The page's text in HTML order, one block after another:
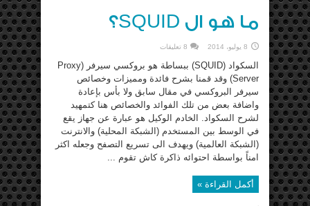
ما هو ال SQUID؟
8 يوليو، 2014 8 تعليقات
السكواد (SQUID) ببساطة هو بروكسي سيرفر (Proxy
Server) وقد قمنا بشرح فائدة ومميزات وخصائص
سيرفر البروكسي في مقال سابق ولا بأس بإعادة
واضافة بعض من تلك الفوائد والخصائص هنا كتمهيد
لشرح السكواد. الخادم الوكيل هو عبارة عن جهاز يقع
في الوسط بين المستخدم (الشبكة المحلية) والانترنت
(الشبكة العالمية) ويهدف الى تسريع التصفح وجعله اكثر
امناً بواسطة احتوائه ذاكرة كاش تقوم ...
أكمل القراءة »